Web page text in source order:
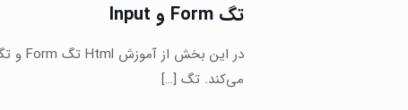
تگ Form و Input
می‌کند. تگ […]